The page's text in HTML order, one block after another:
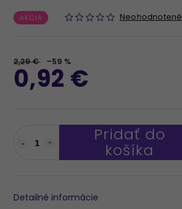
AKCIA Neohodnotené
2,29 € –59 %
0,92 €
Pridať do
košíka
Detailné informácie